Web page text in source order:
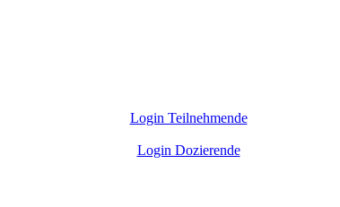
Login Teilnehmende
Login Dozierende